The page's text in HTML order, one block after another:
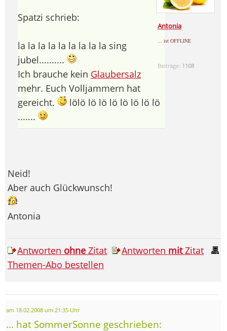
Antonia
... ist OFFLINE
Beiträge: 1108
Spatzi schrieb:
la la la la la la la la la sing
jubel..........
Ich brauche kein Glaubersalz
mehr. Euch Volljammern hat
gereicht.
lölö lö lö lö lö lö lö lö
.......
Neid!
Aber auch Glückwunsch!
Antonia
Antworten ohne Zitat Antworten mitZitat
Themen-Abo bestellen
am 18.02.2008 um 21:35 Uhr
... hat SommerSonne geschrieben: